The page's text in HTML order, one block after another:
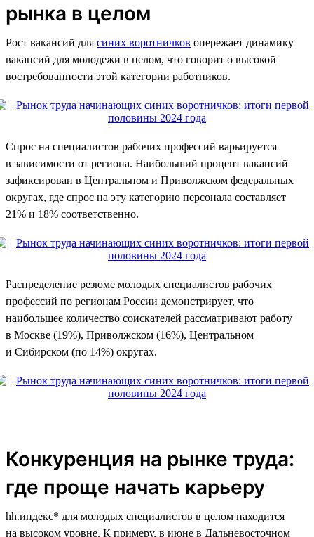
рынка в целом
Рост вакансий для синих воротничков опережает динамику
вакансий для молодежи в целом, что говорит о высокой
востребованности этой категории работников.
Спрос на специалистов рабочих профессий варьируется
в зависимости от региона. Наибольший процент вакансий
зафиксирован в Центральном и Приволжском федеральных
округах, где спрос на эту категорию персонала составляет
21% и 18% соответственно.
Распределение резюме молодых специалистов рабочих
профессий по регионам России демонстрирует, что
наибольшее количество соискателей рассматривают работу
в Москве (19%), Приволжском (16%), Центральном
и Сибирском (по 14%) округах.
Конкуренция на рынке труда:
где проще начать карьеру
hh.индекс* для молодых специалистов в целом находится
на высоком уровне. К примеру, в июне в Дальневосточном